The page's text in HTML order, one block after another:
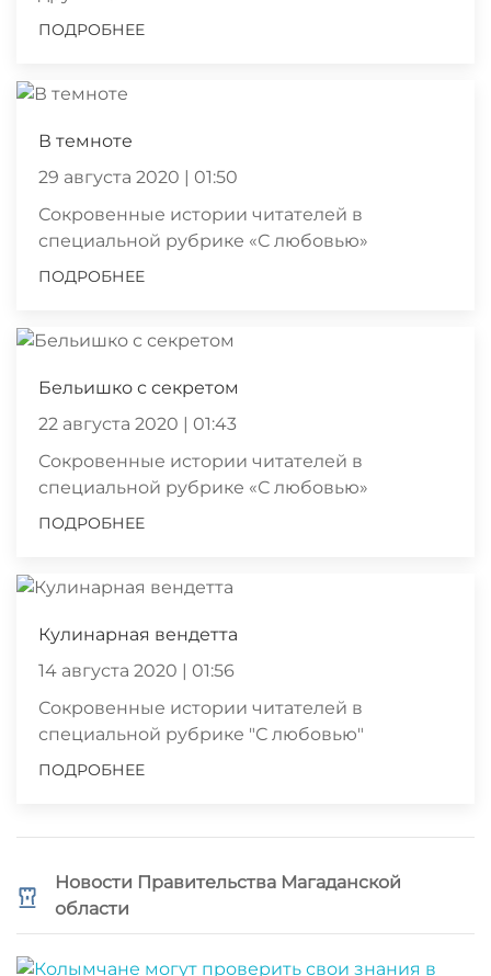
ПОДРОБНЕЕ
В темноте
29 августа 2020 | 01:50
Сокровенные истории читателей в
специальной рубрике «С любовью»
ПОДРОБНЕЕ
Бельишко с секретом
22 августа 2020 | 01:43
Сокровенные истории читателей в
специальной рубрике «С любовью»
ПОДРОБНЕЕ
Кулинарная вендетта
14 августа 2020 | 01:56
Сокровенные истории читателей в
специальной рубрике "С любовью"
ПОДРОБНЕЕ
Новости Правительства Магаданской
области